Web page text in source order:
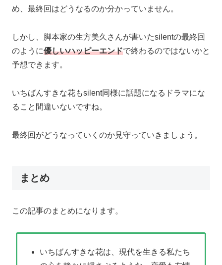
め、最終回はどうなるのか分かっていません。
しかし、脚本家の生方美久さんが書いたsilentの最終回
のように優しいハッピーエンドで終わるのではないかと
予想できます。
いちばんすきな花もsilent同様に話題になるドラマにな
ること間違いないですね。
最終回がどうなっていくのか見守っていきましょう。
まとめ
この記事のまとめになります。
いちばんすきな花は、現代を生きる私たち